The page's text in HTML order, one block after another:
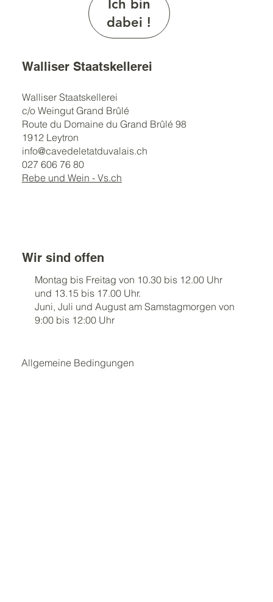
Ich bin
dabei !
Walliser Staatskellerei
Walliser Staatskellerei
c/o Weingut Grand Brûlé
Route du Domaine du Grand Brûlé 98
1912 Leytron
info@cavedeletatduvalais.ch
027 606 76 80
Rebe und Wein - Vs.ch
Wir sind offen
Montag bis Freitag von 10.30 bis 12.00 Uhr
und 13.15 bis 17.00 Uhr.
Juni, Juli und August am Samstagmorgen von
9:00 bis 12:00 Uhr
Allgemeine Bedingungen